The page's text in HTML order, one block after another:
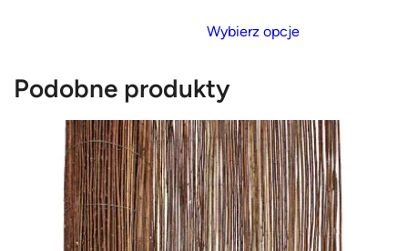
Opcje
można
wybrać
na
stronie
produktu
Wybierz opcje
Opcje
można
wybrać
na
stronie
Podobne produkty